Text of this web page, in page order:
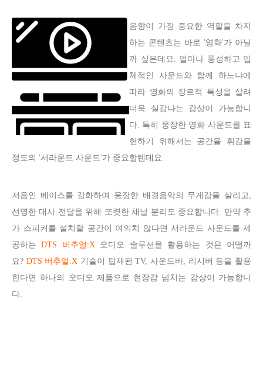
음향이 가장 중요한 역할을 차지
하는 콘텐츠는 바로 '영화'가 아닐
까 싶은데요. 얼마나 풍성하고 입
체적인 사운드와 함께 하느냐에
따라 영화의 장르적 특성을 살려
더욱 실감나는 감상이 가능합니
다. 특히 웅장한 영화 사운드를 표
현하기 위해서는 공간을 휘감을
정도의 '서라운드 사운드'가 중요할텐데요.
저음인 베이스를 강화하여 웅장한 배경음악의 무게감을 살리고,
선명한 대사 전달을 위해 또렷한 채널 분리도 중요합니다. 만약 추
가 스피커를 설치할 공간이 여의치 않다면 서라운드 사운드를 제
공하는DTS 버추얼:X오디오 솔루션을 활용하는 것은 어떨까
요? DTS 버추얼:X 기술이 탑재된 TV, 사운드바, 리시버 등을 활용
한다면 하나의 오디오 제품으로 현장감 넘치는 감상이 가능합니
다.